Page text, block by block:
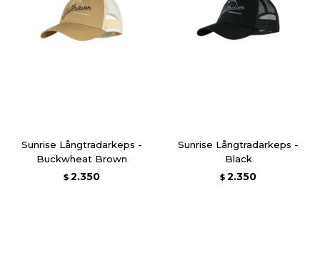
Sunrise Långtradarkeps -
Buckwheat Brown
$ 2.350
Sunrise Långtradarkeps -
Black
$ 2.350